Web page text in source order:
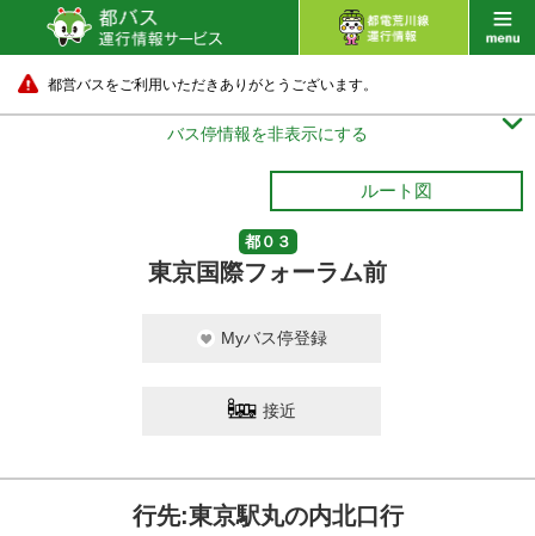
都営バスをご利用いただきありがとうございます。
バス停情報を非表示にする 
ルート図
都０３
東京国際フォーラム前
Myバス停登録
接近
行先:東京駅丸の内北口行